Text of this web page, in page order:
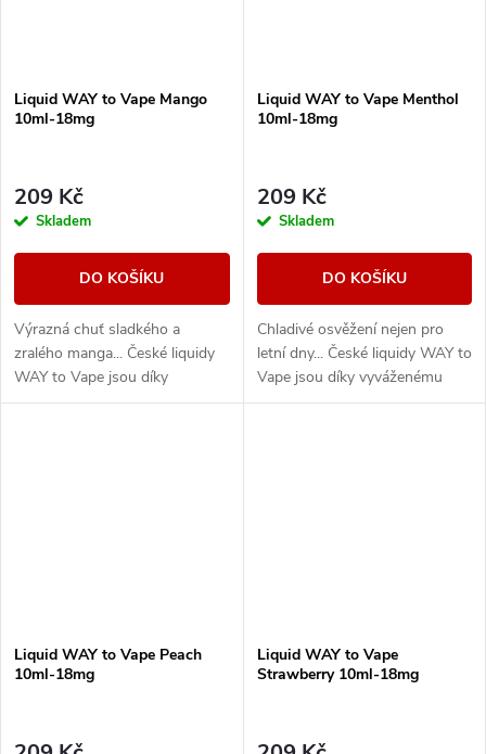
Liquid WAY to Vape Mango
10ml-18mg
209 Kč
Skladem
DO KOŠÍKU
Výrazná chuť sladkého a
zralého manga... České liquidy
WAY to Vape jsou díky
vyváženému poměru složek
Liquid WAY to Vape Menthol
10ml-18mg
209 Kč
Skladem
DO KOŠÍKU
Chladivé osvěžení nejen pro
letní dny... České liquidy WAY to
Vape jsou díky vyváženému
poměru složek 50PG/50VG
Liquid WAY to Vape Peach
10ml-18mg
Liquid WAY to Vape
Strawberry 10ml-18mg